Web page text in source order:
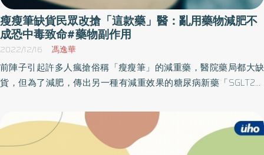
瘦瘦筆缺貨民眾改搶「這款藥」醫：亂用藥物減肥不
成恐中毒致命#藥物副作用
2022/12/16 馮逸華
前陣子引起許多人瘋搶俗稱「瘦瘦筆」的減重藥，醫院藥局都大缺
貨，但為了減肥，傳出另一種有減重效果的糖尿病新藥「SGLT2抑
SGLT2抑制劑的主要適應症是糖尿病，利用其副作用來減重，恐引
起泌尿道感染、酮酸中毒等風險，沒有糖尿病的人如果要減重，最
好還是循著飲食控制和運動減重比較安全。